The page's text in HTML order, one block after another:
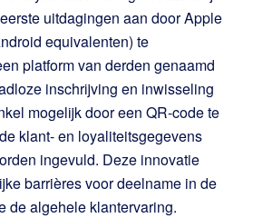
uitdagingen aan door Apple
equivalenten) te
platform van derden genaamd
inschrijving en inwisseling
mogelijk door een QR-code te
klant- en loyaliteitsgegevens
ingevuld. Deze innovatie
barrières voor deelname in de
de algehele klantervaring.